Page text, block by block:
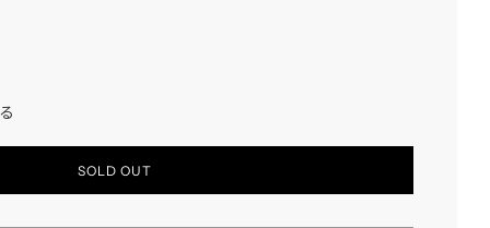
読
SOLD OUT